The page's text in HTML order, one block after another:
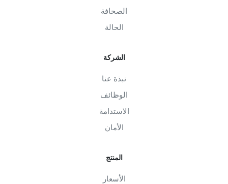
الصحافة
الحالة
الشركة
نبذة عنا
الوظائف
الاستدامة
الأمان
المنتج
الأسعار